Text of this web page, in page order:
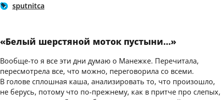
sputnitca
«Белый шерстяной моток пустыни…»
Вообще-то я все эти дни думаю о Манежке. Перечитала,
пересмотрела все, что можно, переговорила со всеми.
В голове сплошная каша, анализировать то, что произошло,
не берусь, потому что по-прежнему, как в притче про слепых,